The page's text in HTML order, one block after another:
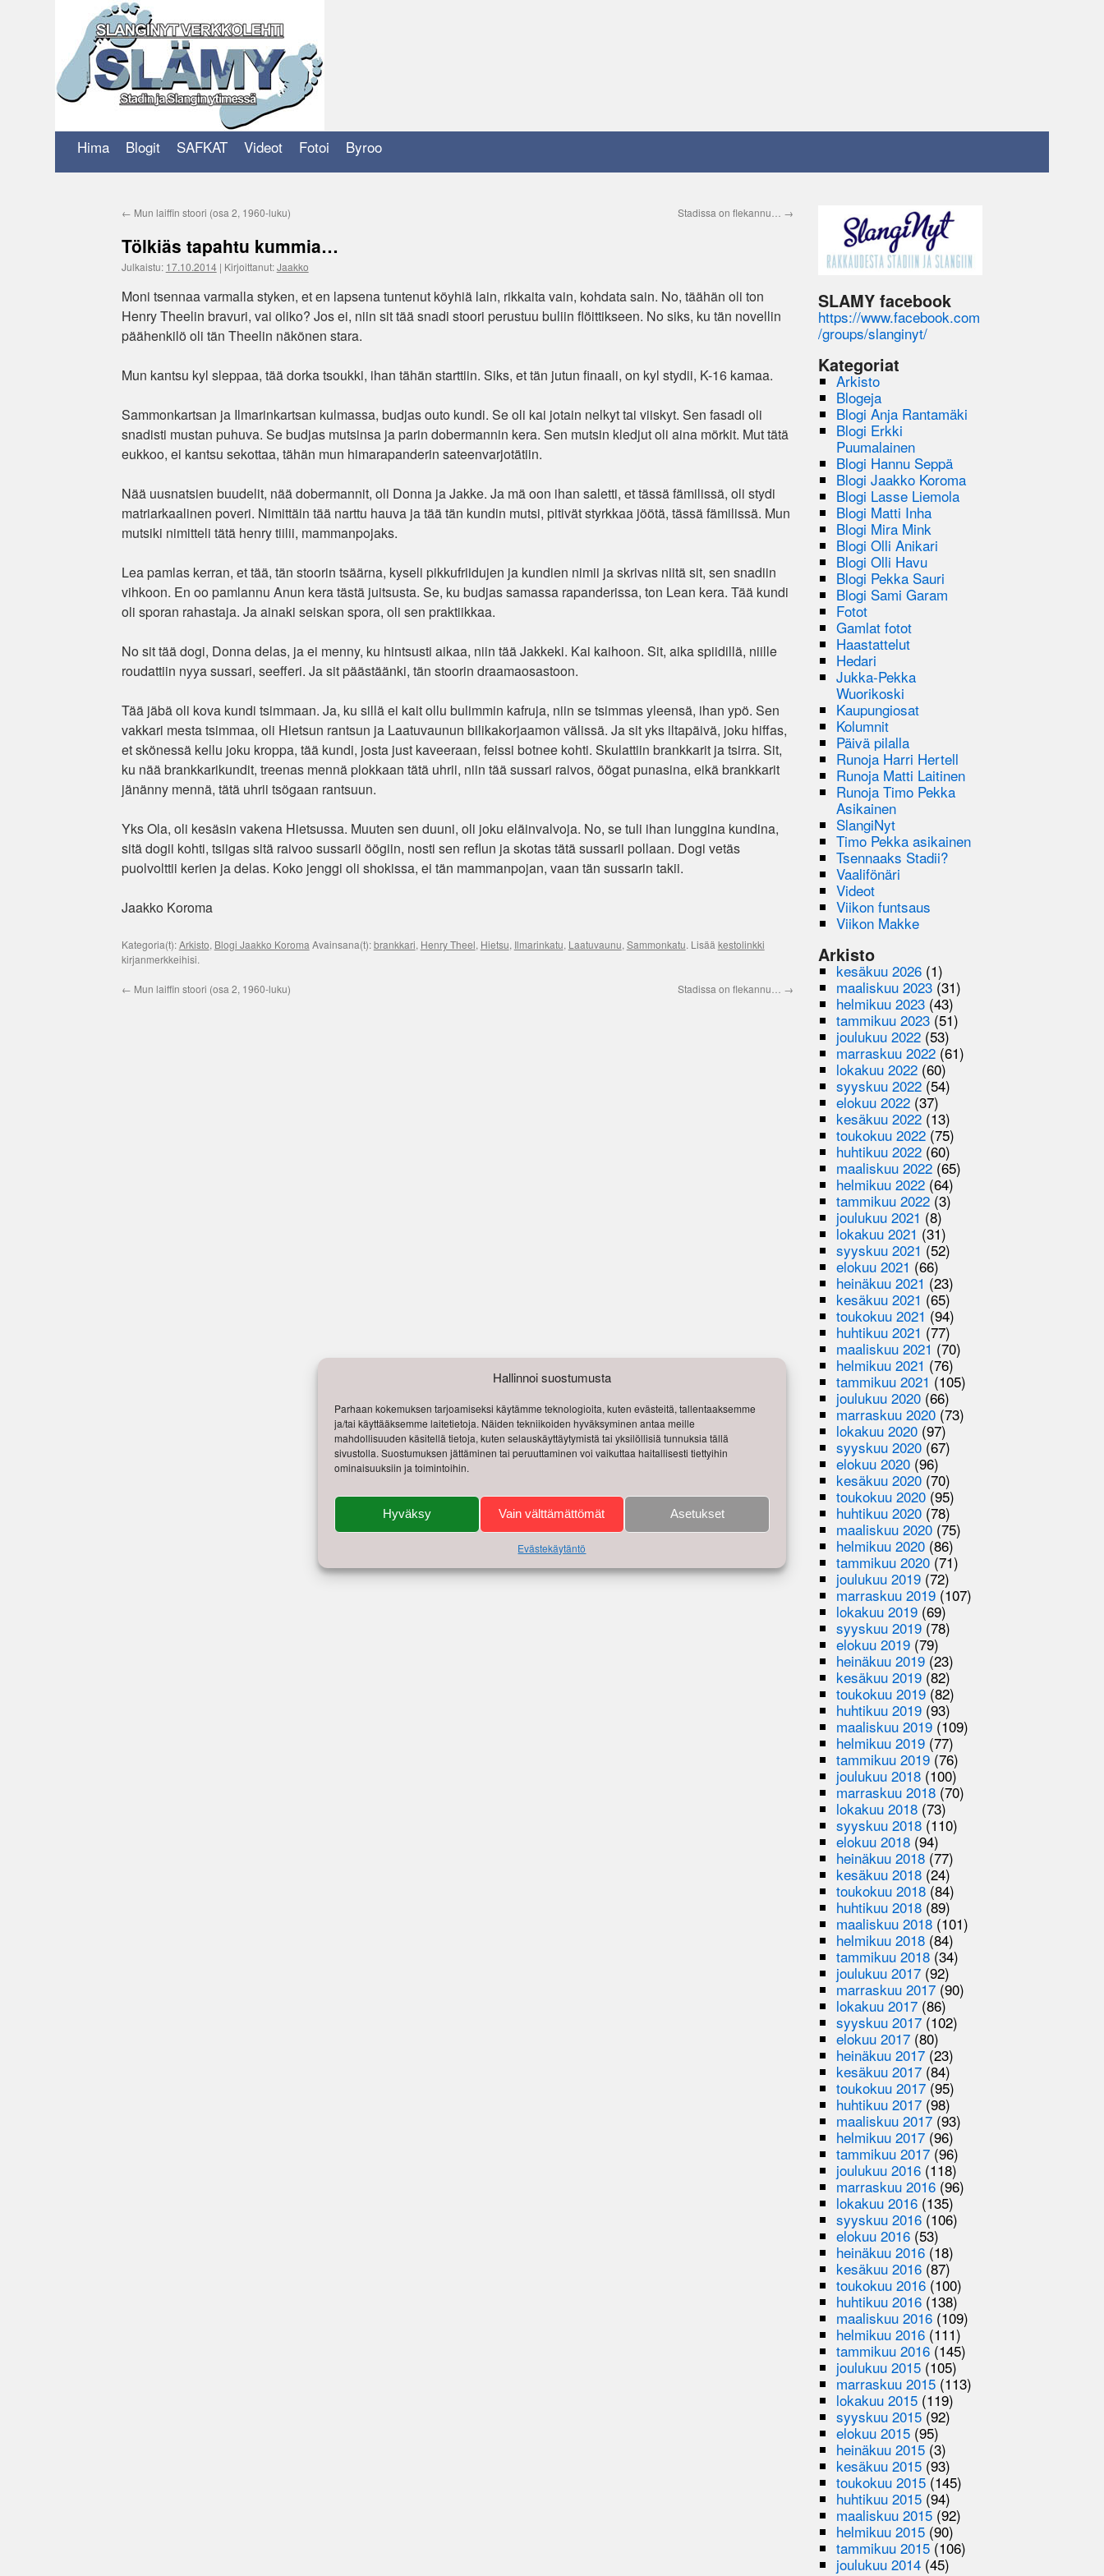
Hallinnoi suostumusta
Parhaan kokemuksen tarjoamiseksi käytämme teknologioita, kuten evästeitä, tallentaaksemme
ja/tai käyttääksemme laitetietoja. Näiden tekniikoiden hyväksyminen antaa meille
mahdollisuuden käsitellä tietoja, kuten selauskäyttäytymistä tai yksilöllisiä tunnuksia tällä
sivustolla. Suostumuksen jättäminen tai peruuttaminen voi vaikuttaa haitallisesti tiettyihin
ominaisuuksiin ja toimintoihin.
Hyväksy Vain välttämättömät Asetukset
Evästekäytäntö
Hima Blogit SAFKAT Videot Fotoi Byroo
← Mun laiffin stoori (osa 2, 1960-luku) Stadissa on flekannu… →
Tölkiäs tapahtu kummia…
Julkaistu: 17.10.2014| Kirjoittanut:Jaakko
Moni tsennaa varmalla styken, et en lapsena tuntenut köyhiä lain, rikkaita vain, kohdata sain. No, täähän oli ton
Henry Theelin bravuri, vai oliko? Jos ei, niin sit tää snadi stoori perustuu buliin flöittikseen. No siks, ku tän novellin
päähenkilö oli tän Theelin näkönen stara.
Mun kantsu kyl sleppaa, tää dorka tsoukki, ihan tähän starttiin. Siks, et tän jutun finaali, on kyl stydii, K-16 kamaa.
Sammonkartsan ja Ilmarinkartsan kulmassa, budjas outo kundi. Se oli kai jotain nelkyt tai viiskyt. Sen fasadi oli
snadisti mustan puhuva. Se budjas mutsinsa ja parin dobermannin kera. Sen mutsin kledjut oli aina mörkit. Mut tätä
eukkoo, ei kantsu sekottaa, tähän mun himarapanderin sateenvarjotätiin.
Nää uusnatsien buudelit, nää dobermannit, oli Donna ja Jakke. Ja mä oon ihan saletti, et tässä fämilissä, oli stydi
matriarkaalinen poveri. Nimittäin tää narttu hauva ja tää tän kundin mutsi, pitivät styrkkaa jöötä, tässä fämilissä. Mun
mutsiki nimitteli tätä henry tiilii, mammanpojaks.
Lea pamlas kerran, et tää, tän stoorin tsäärna, kyseli pikkufriidujen ja kundien nimii ja skrivas niitä sit, sen snadiin
vihkoon. En oo pamlannu Anun kera tästä juitsusta. Se, ku budjas samassa rapanderissa, ton Lean kera. Tää kundi
oli sporan rahastaja. Ja ainaki seiskan spora, oli sen praktiikkaa.
No sit tää dogi, Donna delas, ja ei menny, ku hintsusti aikaa, niin tää Jakkeki. Kai kaihoon. Sit, aika spiidillä, niille
roudattiin nyya sussari, seefferi. Ja sit päästäänki, tän stoorin draamaosastoon.
Tää jäbä oli kova kundi tsimmaan. Ja, ku sillä ei kait ollu bulimmin kafruja, niin se tsimmas yleensä, ihan ypö. Sen
vakkari mesta tsimmaa, oli Hietsun rantsun ja Laatuvaunun bilikakorjaamon välissä. Ja sit yks iltapäivä, joku hiffas,
et skönessä kellu joku kroppa, tää kundi, josta just kaveeraan, feissi botnee kohti. Skulattiin brankkarit ja tsirra. Sit,
ku nää brankkarikundit, treenas mennä plokkaan tätä uhrii, niin tää sussari raivos, öögat punasina, eikä brankkarit
jänänny mennä, tätä uhrii tsögaan rantsuun.
Yks Ola, oli kesäsin vakena Hietsussa. Muuten sen duuni, oli joku eläinvalvoja. No, se tuli ihan lunggina kundina,
sitä dogii kohti, tsiigas sitä raivoo sussarii öögiin, nosti sen reflun ja skotas tätä sussarii pollaan. Dogi vetäs
puolvolttii kerien ja delas. Koko jenggi oli shokissa, ei tän mammanpojan, vaan tän sussarin takii.
Jaakko Koroma
Kategoria(t):Arkisto, Blogi Jaakko Koroma Avainsana(t):brankkari, Henry Theel, Hietsu, Ilmarinkatu, Laatuvaunu, Sammonkatu. Lisää kestolinkki
kirjanmerkkeihisi.
← Mun laiffin stoori (osa 2, 1960-luku) Stadissa on flekannu… →
SLAMY facebook
https://www.facebook.com
/groups/slanginyt/
Kategoriat
Arkisto
Blogeja
Blogi Anja Rantamäki
Blogi Erkki
Puumalainen
Blogi Hannu Seppä
Blogi Jaakko Koroma
Blogi Lasse Liemola
Blogi Matti Inha
Blogi Mira Mink
Blogi Olli Anikari
Blogi Olli Havu
Blogi Pekka Sauri
Blogi Sami Garam
Fotot
Gamlat fotot
Haastattelut
Hedari
Jukka-Pekka
Wuorikoski
Kaupungiosat
Kolumnit
Päivä pilalla
Runoja Harri Hertell
Runoja Matti Laitinen
Runoja Timo Pekka
Asikainen
SlangiNyt
Timo Pekka asikainen
Tsennaaks Stadii?
Vaalifönäri
Videot
Viikon funtsaus
Viikon Makke
Arkisto
kesäkuu 2026 (1)
maaliskuu 2023 (31)
helmikuu 2023 (43)
tammikuu 2023(51)
joulukuu 2022 (53)
marraskuu 2022 (61)
lokakuu 2022 (60)
syyskuu 2022(54)
elokuu 2022 (37)
kesäkuu 2022 (13)
toukokuu 2022(75)
huhtikuu 2022 (60)
maaliskuu 2022 (65)
helmikuu 2022 (64)
tammikuu 2022(3)
joulukuu 2021 (8)
lokakuu 2021 (31)
syyskuu 2021 (52)
elokuu 2021 (66)
heinäkuu 2021 (23)
kesäkuu 2021 (65)
toukokuu 2021 (94)
huhtikuu 2021 (77)
maaliskuu 2021 (70)
helmikuu 2021 (76)
tammikuu 2021 (105)
joulukuu 2020 (66)
marraskuu 2020 (73)
lokakuu 2020 (97)
syyskuu 2020(67)
elokuu 2020 (96)
kesäkuu 2020 (70)
toukokuu 2020(95)
huhtikuu 2020 (78)
maaliskuu 2020 (75)
helmikuu 2020 (86)
tammikuu 2020(71)
joulukuu 2019 (72)
marraskuu 2019 (107)
lokakuu 2019 (69)
syyskuu 2019(78)
elokuu 2019 (79)
heinäkuu 2019 (23)
kesäkuu 2019 (82)
toukokuu 2019(82)
huhtikuu 2019 (93)
maaliskuu 2019 (109)
helmikuu 2019 (77)
tammikuu 2019(76)
joulukuu 2018 (100)
marraskuu 2018 (70)
lokakuu 2018 (73)
syyskuu 2018(110)
elokuu 2018 (94)
heinäkuu 2018 (77)
kesäkuu 2018 (24)
toukokuu 2018(84)
huhtikuu 2018 (89)
maaliskuu 2018 (101)
helmikuu 2018 (84)
tammikuu 2018(34)
joulukuu 2017 (92)
marraskuu 2017 (90)
lokakuu 2017 (86)
syyskuu 2017(102)
elokuu 2017 (80)
heinäkuu 2017 (23)
kesäkuu 2017 (84)
toukokuu 2017(95)
huhtikuu 2017 (98)
maaliskuu 2017 (93)
helmikuu 2017 (96)
tammikuu 2017(96)
joulukuu 2016 (118)
marraskuu 2016 (96)
lokakuu 2016 (135)
syyskuu 2016(106)
elokuu 2016 (53)
heinäkuu 2016 (18)
kesäkuu 2016 (87)
toukokuu 2016(100)
huhtikuu 2016 (138)
maaliskuu 2016 (109)
helmikuu 2016 (111)
tammikuu 2016(145)
joulukuu 2015 (105)
marraskuu 2015 (113)
lokakuu 2015 (119)
syyskuu 2015(92)
elokuu 2015 (95)
heinäkuu 2015 (3)
kesäkuu 2015 (93)
toukokuu 2015(145)
huhtikuu 2015 (94)
maaliskuu 2015 (92)
helmikuu 2015 (90)
tammikuu 2015(106)
joulukuu 2014 (45)